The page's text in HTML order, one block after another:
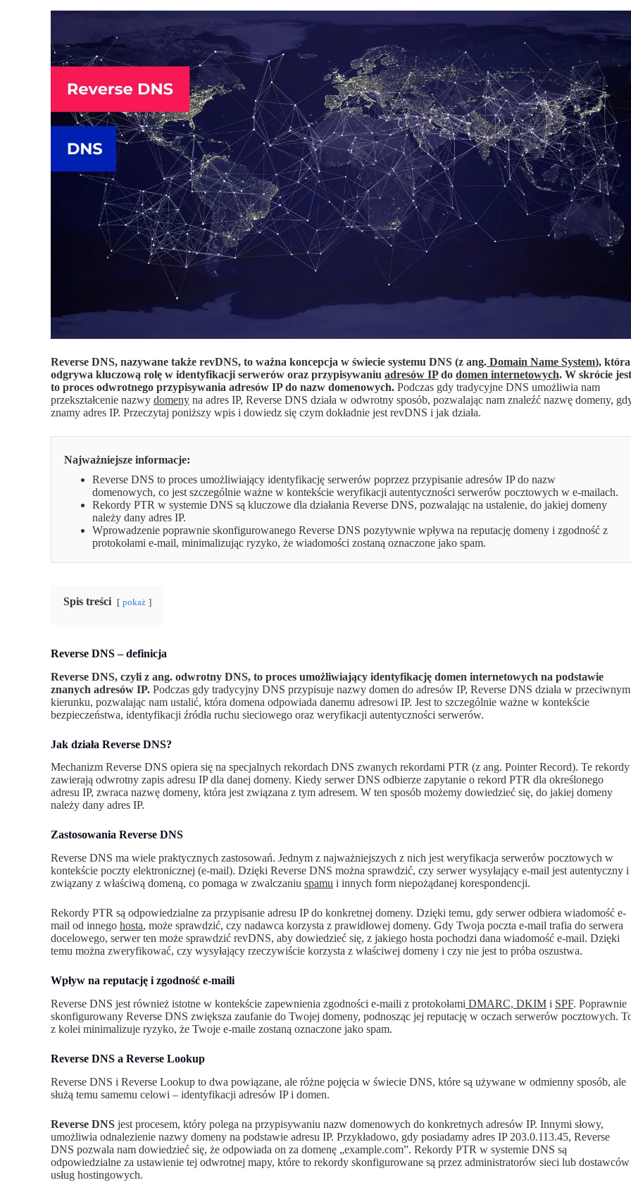
Reverse DNS, nazywane także revDNS, to ważna koncepcja w świecie systemu DNS (z ang. Domain Name System), która
odgrywa kluczową rolę w identyfikacji serwerów oraz przypisywaniu adresów IPdo domen internetowych. W skrócie jest
to proces odwrotnego przypisywania adresów IP do nazw domenowych. Podczas gdy tradycyjne DNS umożliwia nam
przekształcenie nazwy domeny na adres IP, Reverse DNS działa w odwrotny sposób, pozwalając nam znaleźć nazwę domeny,
znamy adres IP. Przeczytaj poniższy wpis i dowiedz się czym dokładnie jest revDNS i jak działa.
Najważniejsze informacje:
Reverse DNS to proces umożliwiający identyfikację serwerów poprzez przypisanie adresów IP do nazw
domenowych, co jest szczególnie ważne w kontekście weryfikacji autentyczności serwerów pocztowych w e-mailach.
Rekordy PTR w systemie DNS są kluczowe dla działania Reverse DNS, pozwalając na ustalenie, do jakiej domeny
należy dany adres IP.
Wprowadzenie poprawnie skonfigurowanego Reverse DNS pozytywnie wpływa na reputację domeny i zgodność z
protokołami e-mail, minimalizując ryzyko, że wiadomości zostaną oznaczone jako spam.
Spis treści pokaż
Reverse DNS – definicja
Reverse DNS, czyli z ang. odwrotny DNS, to proces umożliwiający identyfikację domen internetowych na podstawie
znanych adresów IP. Podczas gdy tradycyjny DNS przypisuje nazwy domen do adresów IP, Reverse DNS działa w przeciwnym
kierunku, pozwalając nam ustalić, która domena odpowiada danemu adresowi IP. Jest to szczególnie ważne w kontekście
bezpieczeństwa, identyfikacji źródła ruchu sieciowego oraz weryfikacji autentyczności serwerów.
Jak działa Reverse DNS?
Mechanizm Reverse DNS opiera się na specjalnych rekordach DNS zwanych rekordami PTR (z ang. Pointer Record). Te rekordy
zawierają odwrotny zapis adresu IP dla danej domeny. Kiedy serwer DNS odbierze zapytanie o rekord PTR dla określonego
adresu IP, zwraca nazwę domeny, która jest związana z tym adresem. W ten sposób możemy dowiedzieć się, do jakiej domeny
należy dany adres IP.
Zastosowania Reverse DNS
Reverse DNS ma wiele praktycznych zastosowań. Jednym z najważniejszych z nich jest weryfikacja serwerów pocztowych w
kontekście poczty elektronicznej (e-mail). Dzięki Reverse DNS można sprawdzić, czy serwer wysyłający e-mail jest autentyczny i
związany z właściwą domeną, co pomaga w zwalczaniu spamu i innych form niepożądanej korespondencji.
Rekordy PTR są odpowiedzialne za przypisanie adresu IP do konkretnej domeny. Dzięki temu, gdy serwer odbiera wiadomość e-
mail od innego hosta, może sprawdzić, czy nadawca korzysta z prawidłowej domeny. Gdy Twoja poczta e-mail trafia do serwera
docelowego, serwer ten może sprawdzić revDNS, aby dowiedzieć się, z jakiego hosta pochodzi dana wiadomość e-mail. Dzięki
temu można zweryfikować, czy wysyłający rzeczywiście korzysta z właściwej domeny i czy nie jest to próba oszustwa.
Wpływ na reputację i zgodność e-maili
Reverse DNS jest również istotne w kontekście zapewnienia zgodności e-maili z protokołami DMARC, DKIM i SPF. Poprawnie
skonfigurowany Reverse DNS zwiększa zaufanie do Twojej domeny, podnosząc jej reputację w oczach serwerów pocztowych.
z kolei minimalizuje ryzyko, że Twoje e-maile zostaną oznaczone jako spam.
Reverse DNS a Reverse Lookup
Reverse DNS i Reverse Lookup to dwa powiązane, ale różne pojęcia w świecie DNS, które są używane w odmienny sposób, ale
służą temu samemu celowi – identyfikacji adresów IP i domen.
Reverse DNS jest procesem, który polega na przypisywaniu nazw domenowych do konkretnych adresów IP. Innymi słowy,
umożliwia odnalezienie nazwy domeny na podstawie adresu IP. Przykładowo, gdy posiadamy adres IP 203.0.113.45, Reverse
DNS pozwala nam dowiedzieć się, że odpowiada on za domenę „example.com”. Rekordy PTR w systemie DNS są
odpowiedzialne za ustawienie tej odwrotnej mapy, które to rekordy skonfigurowane są przez administratorów sieci lub dostawców
usług hostingowych.